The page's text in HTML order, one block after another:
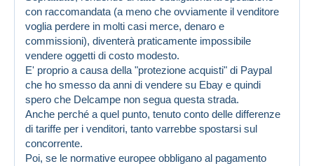
Created on 16 Jan 2024 at 07:58
con raccomandata (a meno che ovviamente il venditore
voglia perdere in molti casi merce, denaro e
commissioni), diventerà praticamente impossibile
vendere oggetti di costo modesto.
E' proprio a causa della "protezione acquisti" di Paypal
che ho smesso da anni di vendere su Ebay e quindi
spero che Delcampe non segua questa strada.
Anche perché a quel punto, tenuto conto delle differenze
di tariffe per i venditori, tanto varrebbe spostarsi sul
concorrente.
Poi, se le normative europee obbligano al pagamento